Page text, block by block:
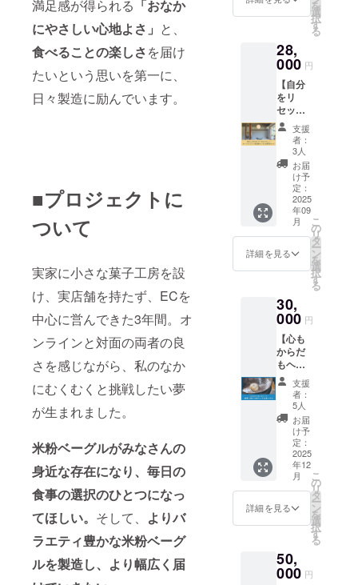
満足感が得られる 「おなか
にやさしい心地よさ」 と、
食べることの楽しさを届け
たいという思いを第一に、
日々製造に励んでいます。
■プロジェクトに
ついて
実家に小さな菓子工房を設
け、実店舗を持たず、ECを
中心に営んできた3年間。オ
ンラインと対面の両者の良
さを感じながら、私のなか
にむくむくと挑戦したい夢
が生まれました。
米粉ベーグルがみなさんの
身近な存在になり、毎日の
食事の選択のひとつになっ
てほしい。 そして、 よりバ
ラエティ豊かな米粉ベーグ
ルを製造し、より幅広く届
3月末ま
で ※ピ
イヤリ
ングは
両耳
セット
です ※
ベーグ
ルのサ
イズは
直径約
1cmで
す（3種
通）。
色味は
陶器の
ため個
体に
よって
色の出
なりま
すが、
味わい
として
お楽し
みくだ
さい ※
クーポ
ンのご
使用
は、
2,500円
以上の
お買い
上げ時
に限り
ます ※
実店舗
にご来
合、最
低購入
金額に
2026年
3月末ま
クーポ
ンのご
使用
は、
2,500円
以上の
お買い
上げ時
に限り
ます ※
実店舗
にご来
店の場
合、最
低購入
金額に
関係な
くクー
ポン1枚
ベーグ
ル1個と
交換で
きます
※レシピ
メ
ニュー
はあく
までも
一例で
す。変
更の可
能性が
あるこ
とをご
了承く
ださい
※お届け
は、
9〜10月
頃を想
定して
しま
方法＝
クーポ
ンは、
オンラ
インス
トア
（https:
//imo17
01139.o
wndsho
p.com/
）にて
ご利用
いただ
けます
ポン有
効期限
年10月
から
2026年
3月末ま
で ※
クーポ
ンのご
使用
は、
2,500円
以上の
お買い
上げ時
に限り
ます ※
実店舗
にご来
店の場
合、最
金額に
関係な
くクー
（米
地：国
産（九
州産）
原材料
及び添
加物等
の食品
表示お
よびア
レル
ギー表
示はお
届け商
品のラ
ベルに
れま
す。商
必ずお
届けの
リター
ンに貼
付され
たラベ
ルや注
意書き
をご確
認くだ
さい。
※ご指定
の住所
へ、冷
凍でお
ます。
発送完
第、ご
登録の
メール
エス
ニック
な鶏そ
ぼろ）
・大豆
ミート
キーマ
・トマ
トオ
リーブ×
ほうれ
んそう
・大葉
ジェノ
ベーゼ
表示＝
名称：
ト 内容
量：5個
入り 保
存方
法：冷
凍庫
（-15℃
以下）
で保存
賞味期
限：商
品到着
から20
日間 主
原料
粉）の
原産
州産）
原材料
ものの
甘さを
活か
し、や
さしい
甘さに
仕上げ
たベー
グル
は、栄
養も摂
れるた
めおや
つや食
欲のな
い時に
もおす
南瓜シ
リー
ズ」
は、い
もこめ
の常連
さんに
大人気
のメ
ニュー
。もう
食べた
ことの
ある方
もそう
方も、
ぜひご
い。
［ライ
ご指定
いただ
の食材
を使っ
たレシ
ピを開
発、製
造して5
種のバ
ラエ
ティ
セット
として
お届け
しま
す。 ＝
食品表
示＝ 名
称：
量：5個
入り 保
存方
法：冷
凍庫
（-15℃
以下）
で保存
賞味期
限：商
品到着
から20
日間 主
原料
（米
粉）の
原産
原材料
及び添
を
選
択
す
る
28,
000 円
【自分
をリ
セット
して、
前向き
にス
イッ
チ。 宿
泊券＋
朝食
セッ
ト】 ・
いもこ
めに隣
接する
民泊
stay」
の1泊宿
泊券の
提供（2
名ま
で） ・
モーニ
ング
セット
（蒸し
たて
ベーグ
ル＋
スープ
＋デ
リ） い
もこめ
たに
オープ
支援
者：
3人
お届
け予
定：
2025
年09
月
詳細を見る
こ
の
リ
タ
ー
ン
を
選
択
す
る
30,
000 円
【心も
からだ
もヘル
シー
に。世
界にひ
とつの
ベーグ
ルボッ
クス】
食養生
の観点
から、
一人ひ
とりの
体調の
に寄り
添った
完全
支援
者：
5人
お届
け予
定：
2025
年12
月
詳細を見る
こ
の
リ
タ
ー
ン
を
選
択
す
る
50,
000 円